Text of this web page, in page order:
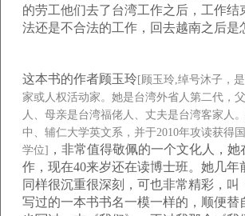
的劳工他们去了台湾工作之后，工作结
法还是不合法的工作，回去越南之后是
这本书的作者顾玉玲 [ 顾玉玲,绰号沐子，
家或人权活动家。她是台湾外省人第二代，
人、母亲是台湾福佬人、丈夫是台湾客家人
中、辅仁大学英文系，并于2010年攻读获得
学位] ，非常值得敬佩的一个文化人，她
作，现在40来岁还在读博士班。她几年
同样很沉重很深刻，可也非常精彩，叫
写过的一本书书名一模一样的，顺便替